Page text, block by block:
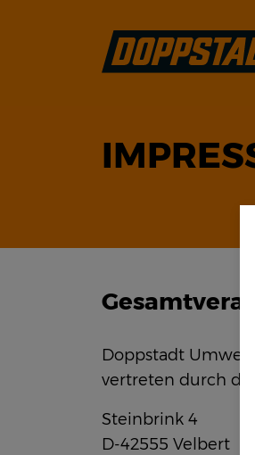
Doppstadt
vertreten durch
Steinbrink 4
D-42555 Velbert